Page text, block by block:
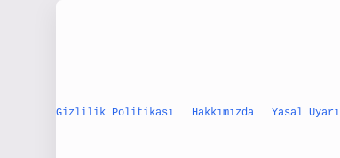
Gizlilik Politikası Hakkımızda Yasal Uyarı